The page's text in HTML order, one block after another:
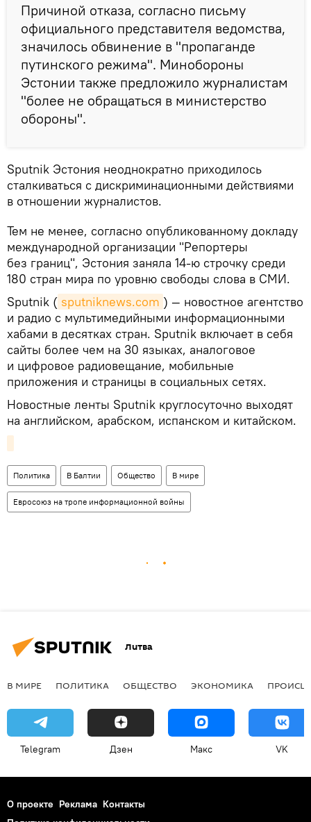
Причиной отказа, согласно письму
официального представителя ведомства,
значилось обвинение в "пропаганде
путинского режима". Минобороны
Эстонии также предложило журналистам
"более не обращаться в министерство
обороны".
Sputnik Эстония неоднократно приходилось
сталкиваться с дискриминационными действиями
в отношении журналистов.
Тем не менее, согласно опубликованному докладу
международной организации "Репортеры
без границ", Эстония заняла 14-ю строчку среди
180 стран мира по уровню свободы слова в СМИ.
Sputnik ( sputniknews.com ) — новостное агентство
и радио с мультимедийными информационными
хабами в десятках стран. Sputnik включает в себя
сайты более чем на 30 языках, аналоговое
и цифровое радиовещание, мобильные
приложения и страницы в социальных сетях.
Новостные ленты Sputnik круглосуточно выходят
на английском, арабском, испанском и китайском.
Политика В Балтии Общество В мире
Евросоюз на тропе информационной войны
Литва
В МИРЕ ПОЛИТИКА ОБЩЕСТВО ЭКОНОМИКА
Telegram Дзен Макс VK
О проекте Реклама Контакты